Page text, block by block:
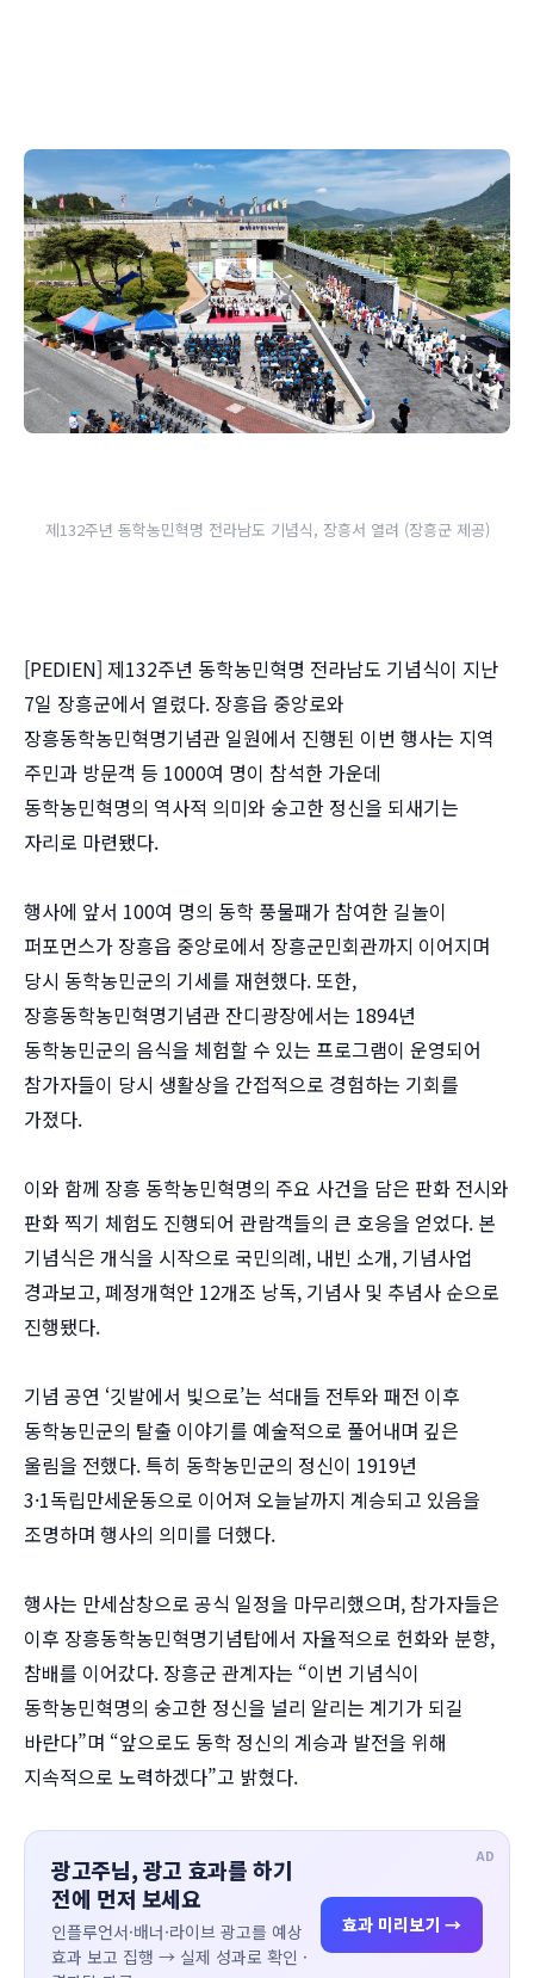
제132주년 동학농민혁명 전라남도 기념식, 장흥서 열려 (장흥군 제공)
[PEDIEN] 제132주년 동학농민혁명 전라남도 기념식이 지난
7일 장흥군에서 열렸다. 장흥읍 중앙로와
장흥동학농민혁명기념관 일원에서 진행된 이번 행사는 지역
주민과 방문객 등 1000여 명이 참석한 가운데
동학농민혁명의 역사적 의미와 숭고한 정신을 되새기는
자리로 마련됐다.
행사에 앞서 100여 명의 동학 풍물패가 참여한 길놀이
퍼포먼스가 장흥읍 중앙로에서 장흥군민회관까지 이어지며
당시 동학농민군의 기세를 재현했다. 또한,
장흥동학농민혁명기념관 잔디광장에서는 1894년
동학농민군의 음식을 체험할 수 있는 프로그램이 운영되어
참가자들이 당시 생활상을 간접적으로 경험하는 기회를
가졌다.
이와 함께 장흥 동학농민혁명의 주요 사건을 담은 판화 전시와
판화 찍기 체험도 진행되어 관람객들의 큰 호응을 얻었다. 본
기념식은 개식을 시작으로 국민의례, 내빈 소개, 기념사업
경과보고, 폐정개혁안 12개조 낭독, 기념사 및 추념사 순으로
진행됐다.
기념 공연 ‘깃발에서 빛으로’는 석대들 전투와 패전 이후
동학농민군의 탈출 이야기를 예술적으로 풀어내며 깊은
울림을 전했다. 특히 동학농민군의 정신이 1919년
3·1독립만세운동으로 이어져 오늘날까지 계승되고 있음을
조명하며 행사의 의미를 더했다.
행사는 만세삼창으로 공식 일정을 마무리했으며, 참가자들은
이후 장흥동학농민혁명기념탑에서 자율적으로 헌화와 분향,
참배를 이어갔다. 장흥군 관계자는 “이번 기념식이
동학농민혁명의 숭고한 정신을 널리 알리는 계기가 되길
바란다”며 “앞으로도 동학 정신의 계승과 발전을 위해
지속적으로 노력하겠다”고 밝혔다.
AD
광고주님, 광고 효과를 하기
전에 먼저 보세요
인플루언서·배너·라이브 광고를 예상
효과 보고 집행 → 실제 성과로 확인 ·
효과 미리보기 →